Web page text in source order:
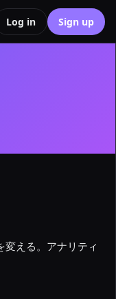
Log in Sign up
える。アナリティ